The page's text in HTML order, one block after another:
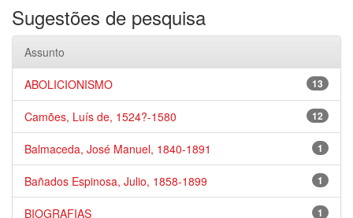
Sugestões de pesquisa
Assunto
13
ABOLICIONISMO
12
Camões, Luís de, 1524?-1580
1
Balmaceda, José Manuel, 1840-1891
1
Bañados Espinosa, Julio, 1858-1899
1
BIOGRAFIAS